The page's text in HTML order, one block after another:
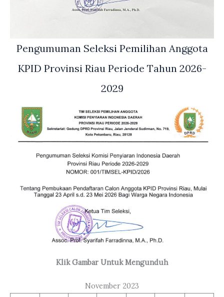
Pengumuman Seleksi Pemilihan Anggota
KPID Provinsi Riau Periode Tahun 2026-
2029
Klik Gambar Untuk Mengunduh
November 2023